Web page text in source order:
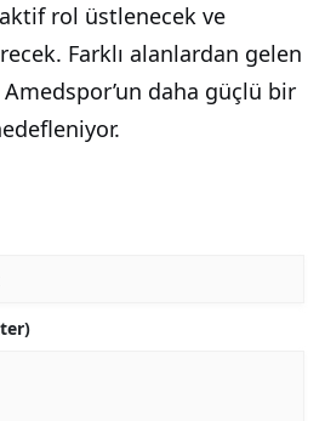
rol üstlenecek ve
Farklı alanlardan gelen
daha güçlü bir